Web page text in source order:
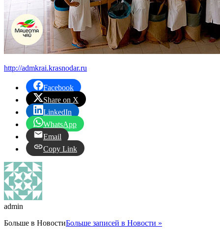
http://admkrai.krasnodar.ru
Facebook
Share on X
LinkedIn
WhatsApp
Email
Copy Link
admin
Больше в НовостиБольше записей в Новости »